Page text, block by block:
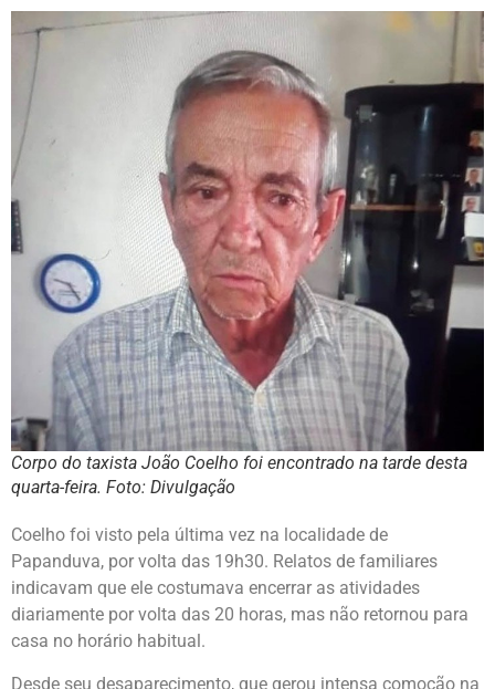
Corpo do taxista João Coelho foi encontrado na tarde desta
quarta-feira. Foto: Divulgação
Coelho foi visto pela última vez na localidade de
Papanduva, por volta das 19h30. Relatos de familiares
indicavam que ele costumava encerrar as atividades
diariamente por volta das 20 horas, mas não retornou para
casa no horário habitual.
Desde seu desaparecimento, que gerou intensa comoção na